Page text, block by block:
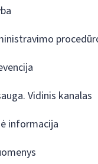
Vidinis kanalas
informacija